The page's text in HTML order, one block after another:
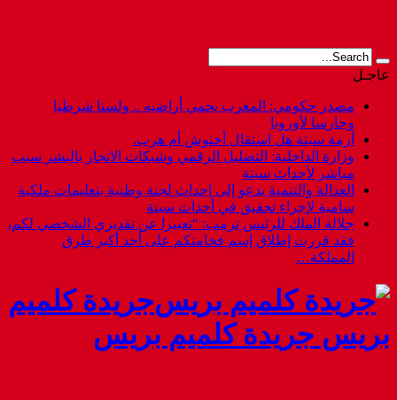
عاجـل
مصدر حكومي: المغرب يحمي أراضيه .. ولسنا شرطيا
وحارسا لأوروبا
أزمة سبتة هل استقال أخنوش أم هرب.
وزارة الداخلية: التضليل الرقمي وشبكات الاتجار بالبشر سبب
مباشر لأحداث سبتة
العدالة والتنمية يدعو إلى إحداث لجنة وطنية بتعليمات ملكية
سامية لإجراء تحقيق في أحداث سبتة
جلالة الملك للرئيس ترمب: “تعبيرا عن تقديري الشخصي لكم،
فقد قررت إطلاق إسم فخامتكم على أحد أكبر طرق
المملكة…
جريدة كلميم
بريس جريدة كلميم بريس